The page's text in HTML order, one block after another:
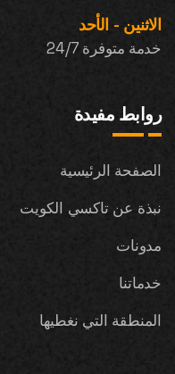
الاثنين - الأحد
خدمة متوفرة 24/7
روابط مفيدة
الصفحة الرئيسية
نبذة عن تاكسي الكويت
مدونات
خدماتنا
المنطقة التي نغطيها